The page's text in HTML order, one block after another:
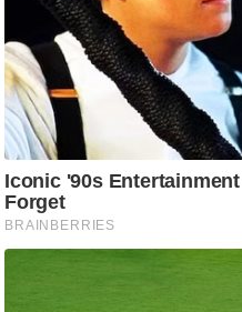
सा
म
यि
क
मा
तृ
भू
मि